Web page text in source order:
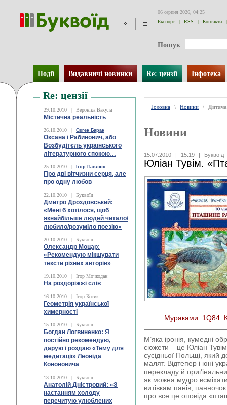
06 серпня 2026, 04:25
Експорт
| RSS | Контакти |
Пошук
Події Видавничі новинки Re: цензії Інфотека
Re: цензії
29.10.2010 | Вероніка Вакула
Містична реальність
26.10.2010 | Євген Баран
Оксана і Рабинович, або
Возбудітєль українського
літературного спокою…
25.10.2010 | Ігор Павлюк
Про дві вітчизни серця, але
про одну любов
22.10.2010 | Буквоїд
Дмитро Дроздовський:
«Мені б хотілося, щоб
якнайбільше людей читало/
любило/розуміло поезію»
20.10.2010 | Буквоїд
Олександр Моцар:
«Рекомендую мікшувати
тексти різних авторів»
19.10.2010 | Ігор Мочкодан
На роздоріжжі слів
16.10.2010 | Ігор Котик
Геометрія української
химерності
15.10.2010 | Буквоїд
Богдан Логвиненко: Я
постійно рекомендую,
дарую і роздаю «Тему для
медитації» Леоніда
Кононовича
13.10.2010 | Буквоїд
Анатолій Дністровий: «З
настанням холоду
перечитую улюблених
Головна \ Новини \
Новини
15.07.2010 | 15:19 | Буквоїд
Юліан Тувiм.
Мураками. 1Q84.
М’яка іронія, кумедні
сюжети – це Юліан
сусідньої Польщі, який
малят. Відтепер і юні
перекладу й
як можна мудро
витівкам панів,
про все це оповіда